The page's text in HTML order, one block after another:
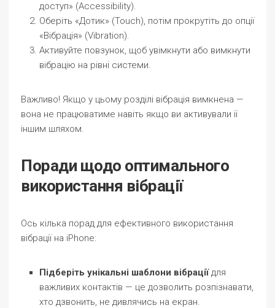
доступ» (Accessibility).
Оберіть «Дотик» (Touch), потім прокрутіть до опції
«Вібрація» (Vibration).
Активуйте повзунок, щоб увімкнути або вимкнути
вібрацію на рівні системи.
Важливо! Якщо у цьому розділі вібрація вимкнена —
вона не працюватиме навіть якщо ви активували її
іншим шляхом.
Поради щодо оптимального
використання вібрації
Ось кілька порад для ефективного використання
вібрації на iPhone:
Підберіть унікальні шаблони вібраціїдля
важливих контактів — це дозволить розпізнавати,
хто дзвонить, не дивлячись на екран.